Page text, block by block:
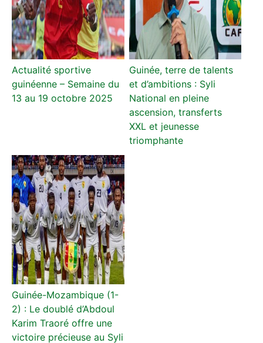
Actualité sportive
guinéenne – Semaine du
13 au 19 octobre 2025
Guinée, terre de talents
et d’ambitions : Syli
National en pleine
ascension, transferts
XXL et jeunesse
triomphante
Guinée-Mozambique (1-
2) : Le doublé d’Abdoul
Karim Traoré offre une
victoire précieuse au Syli